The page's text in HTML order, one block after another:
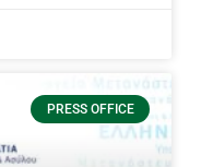
PRESS OFFICE